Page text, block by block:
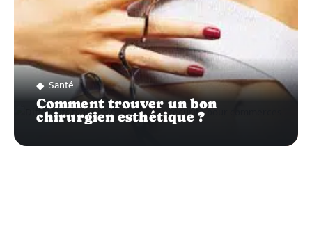
Santé
Comment trouver un bon
chirurgien esthétique ?